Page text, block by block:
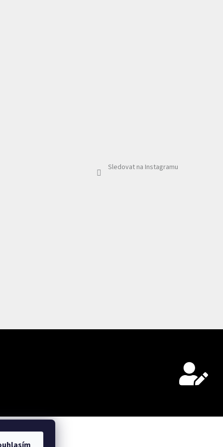
Sledovat na Instagramu